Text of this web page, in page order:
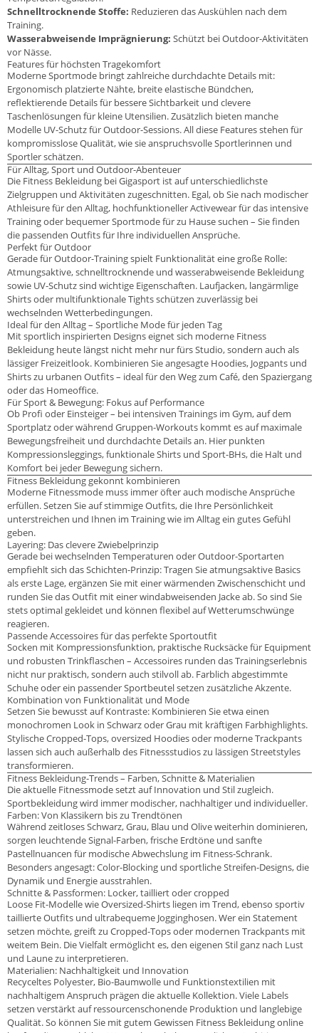
Schnelltrocknende Stoffe: Reduzieren das Auskühlen nach dem
Training.
Wasserabweisende Imprägnierung: Schützt bei Outdoor-Aktivitäten
vor Nässe.
Features für höchsten Tragekomfort
Moderne Sportmode bringt zahlreiche durchdachte Details mit:
Ergonomisch platzierte Nähte, breite elastische Bündchen,
reflektierende Details für bessere Sichtbarkeit und clevere
Taschenlösungen für kleine Utensilien. Zusätzlich bieten manche
Modelle UV-Schutz für Outdoor-Sessions. All diese Features stehen für
kompromisslose Qualität, wie sie anspruchsvolle Sportlerinnen und
Sportler schätzen.
Für Alltag, Sport und Outdoor-Abenteuer
Die Fitness Bekleidung bei Gigasport ist auf unterschiedlichste
Zielgruppen und Aktivitäten zugeschnitten. Egal, ob Sie nach modischer
Athleisure für den Alltag, hochfunktioneller Activewear für das intensive
Training oder bequemer Sportmode für zu Hause suchen – Sie finden
die passenden Outfits für Ihre individuellen Ansprüche.
Perfekt für Outdoor
Gerade für Outdoor-Training spielt Funktionalität eine große Rolle:
Atmungsaktive, schnelltrocknende und wasserabweisende Bekleidung
sowie UV-Schutz sind wichtige Eigenschaften. Laufjacken, langärmlige
Shirts oder multifunktionale Tights schützen zuverlässig bei
wechselnden Wetterbedingungen.
Ideal für den Alltag – Sportliche Mode für jeden Tag
Mit sportlich inspirierten Designs eignet sich moderne Fitness
Bekleidung heute längst nicht mehr nur fürs Studio, sondern auch als
lässiger Freizeitlook. Kombinieren Sie angesagte Hoodies, Jogpants und
Shirts zu urbanen Outfits – ideal für den Weg zum Café, den Spaziergang
oder das Homeoffice.
Für Sport & Bewegung: Fokus auf Performance
Ob Profi oder Einsteiger – bei intensiven Trainings im Gym, auf dem
Sportplatz oder während Gruppen-Workouts kommt es auf maximale
Bewegungsfreiheit und durchdachte Details an. Hier punkten
Kompressionsleggings, funktionale Shirts und Sport-BHs, die Halt und
Komfort bei jeder Bewegung sichern.
Fitness Bekleidung gekonnt kombinieren
Moderne Fitnessmode muss immer öfter auch modische Ansprüche
erfüllen. Setzen Sie auf stimmige Outfits, die Ihre Persönlichkeit
unterstreichen und Ihnen im Training wie im Alltag ein gutes Gefühl
geben.
Layering: Das clevere Zwiebelprinzip
Gerade bei wechselnden Temperaturen oder Outdoor-Sportarten
empfiehlt sich das Schichten-Prinzip: Tragen Sie atmungsaktive Basics
als erste Lage, ergänzen Sie mit einer wärmenden Zwischenschicht und
runden Sie das Outfit mit einer windabweisenden Jacke ab. So sind Sie
stets optimal gekleidet und können flexibel auf Wetterumschwünge
reagieren.
Passende Accessoires für das perfekte Sportoutfit
Socken mit Kompressionsfunktion, praktische Rucksäcke für Equipment
und robusten Trinkflaschen – Accessoires runden das Trainingserlebnis
nicht nur praktisch, sondern auch stilvoll ab. Farblich abgestimmte
Schuhe oder ein passender Sportbeutel setzen zusätzliche Akzente.
Kombination von Funktionalität und Mode
Setzen Sie bewusst auf Kontraste: Kombinieren Sie etwa einen
monochromen Look in Schwarz oder Grau mit kräftigen Farbhighlights.
Stylische Cropped-Tops, oversized Hoodies oder moderne Trackpants
lassen sich auch außerhalb des Fitnessstudios zu lässigen Streetstyles
transformieren.
Fitness Bekleidung-Trends – Farben, Schnitte & Materialien
Die aktuelle Fitnessmode setzt auf Innovation und Stil zugleich.
Sportbekleidung wird immer modischer, nachhaltiger und individueller.
Farben: Von Klassikern bis zu Trendtönen
Während zeitloses Schwarz, Grau, Blau und Olive weiterhin dominieren,
sorgen leuchtende Signal-Farben, frische Erdtöne und sanfte
Pastellnuancen für modische Abwechslung im Fitness-Schrank.
Besonders angesagt: Color-Blocking und sportliche Streifen-Designs, die
Dynamik und Energie ausstrahlen.
Schnitte & Passformen: Locker, tailliert oder cropped
Loose Fit-Modelle wie Oversized-Shirts liegen im Trend, ebenso sportiv
taillierte Outfits und ultrabequeme Jogginghosen. Wer ein Statement
setzen möchte, greift zu Cropped-Tops oder modernen Trackpants mit
weitem Bein. Die Vielfalt ermöglicht es, den eigenen Stil ganz nach Lust
und Laune zu interpretieren.
Materialien: Nachhaltigkeit und Innovation
Recyceltes Polyester, Bio-Baumwolle und Funktionstextilien mit
nachhaltigem Anspruch prägen die aktuelle Kollektion. Viele Labels
setzen verstärkt auf ressourcenschonende Produktion und langlebige
Qualität. So können Sie mit gutem Gewissen Fitness Bekleidung online